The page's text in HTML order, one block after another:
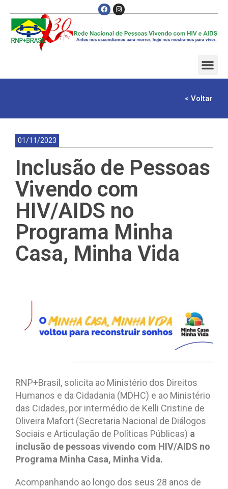
< Voltar
01/11/2023
Inclusão de Pessoas
Vivendo com
HIV/AIDS no
Programa Minha
Casa, Minha Vida
RNP+Brasil, solicita ao Ministério dos Direitos
Humanos e da Cidadania (MDHC) e ao Ministério
das Cidades, por intermédio de Kelli Cristine de
Oliveira Mafort (Secretaria Nacional de Diálogos
Sociais e Articulação de Políticas Públicas) a
inclusão de pessoas vivendo com HIV/AIDS no
Programa Minha Casa, Minha Vida.
Acompanhando ao longo dos seus 28 anos de